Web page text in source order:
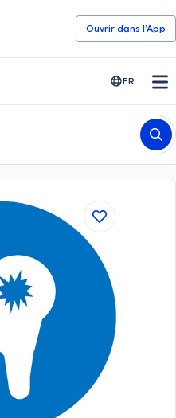
Ouvrir dans l’App
FR